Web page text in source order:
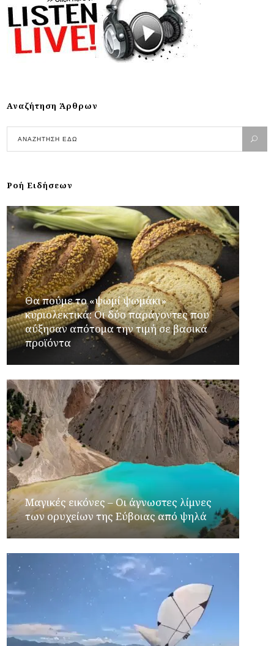
Αναζήτηση Άρθρων
Ροή Ειδήσεων
Θα πούμε το «ψωμί ψωμάκι»
κυριολεκτικά: Οι δύο παράγοντες που
αύξησαν απότομα την τιμή σε βασικά
προϊόντα
Μαγικές εικόνες – Οι άγνωστες λίμνες
των ορυχείων της Εύβοιας από ψηλά